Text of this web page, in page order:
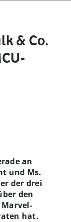
& Co.
an
und Ms.
der drei
den
hat.